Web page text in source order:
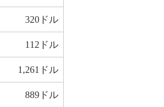
320ドル
112ドル
1,261ドル
889ドル